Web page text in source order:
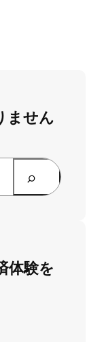
ません
体験を